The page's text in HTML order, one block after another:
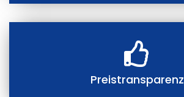
Preistransparenz